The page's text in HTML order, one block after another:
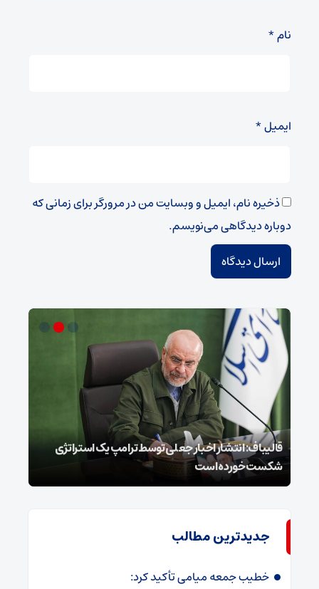
نام*
ایمیل*
ذخیره نام، ایمیل و وبسایت من در مرورگر برای زمانی که
دوباره دیدگاهی می‌نویسم.
قالیباف: انتشار اخبار جعلی توسط ترامپ یک استراتژی
شکست خورده است
جدیدترین مطالب
خطیب جمعه میامی تأکید کرد: